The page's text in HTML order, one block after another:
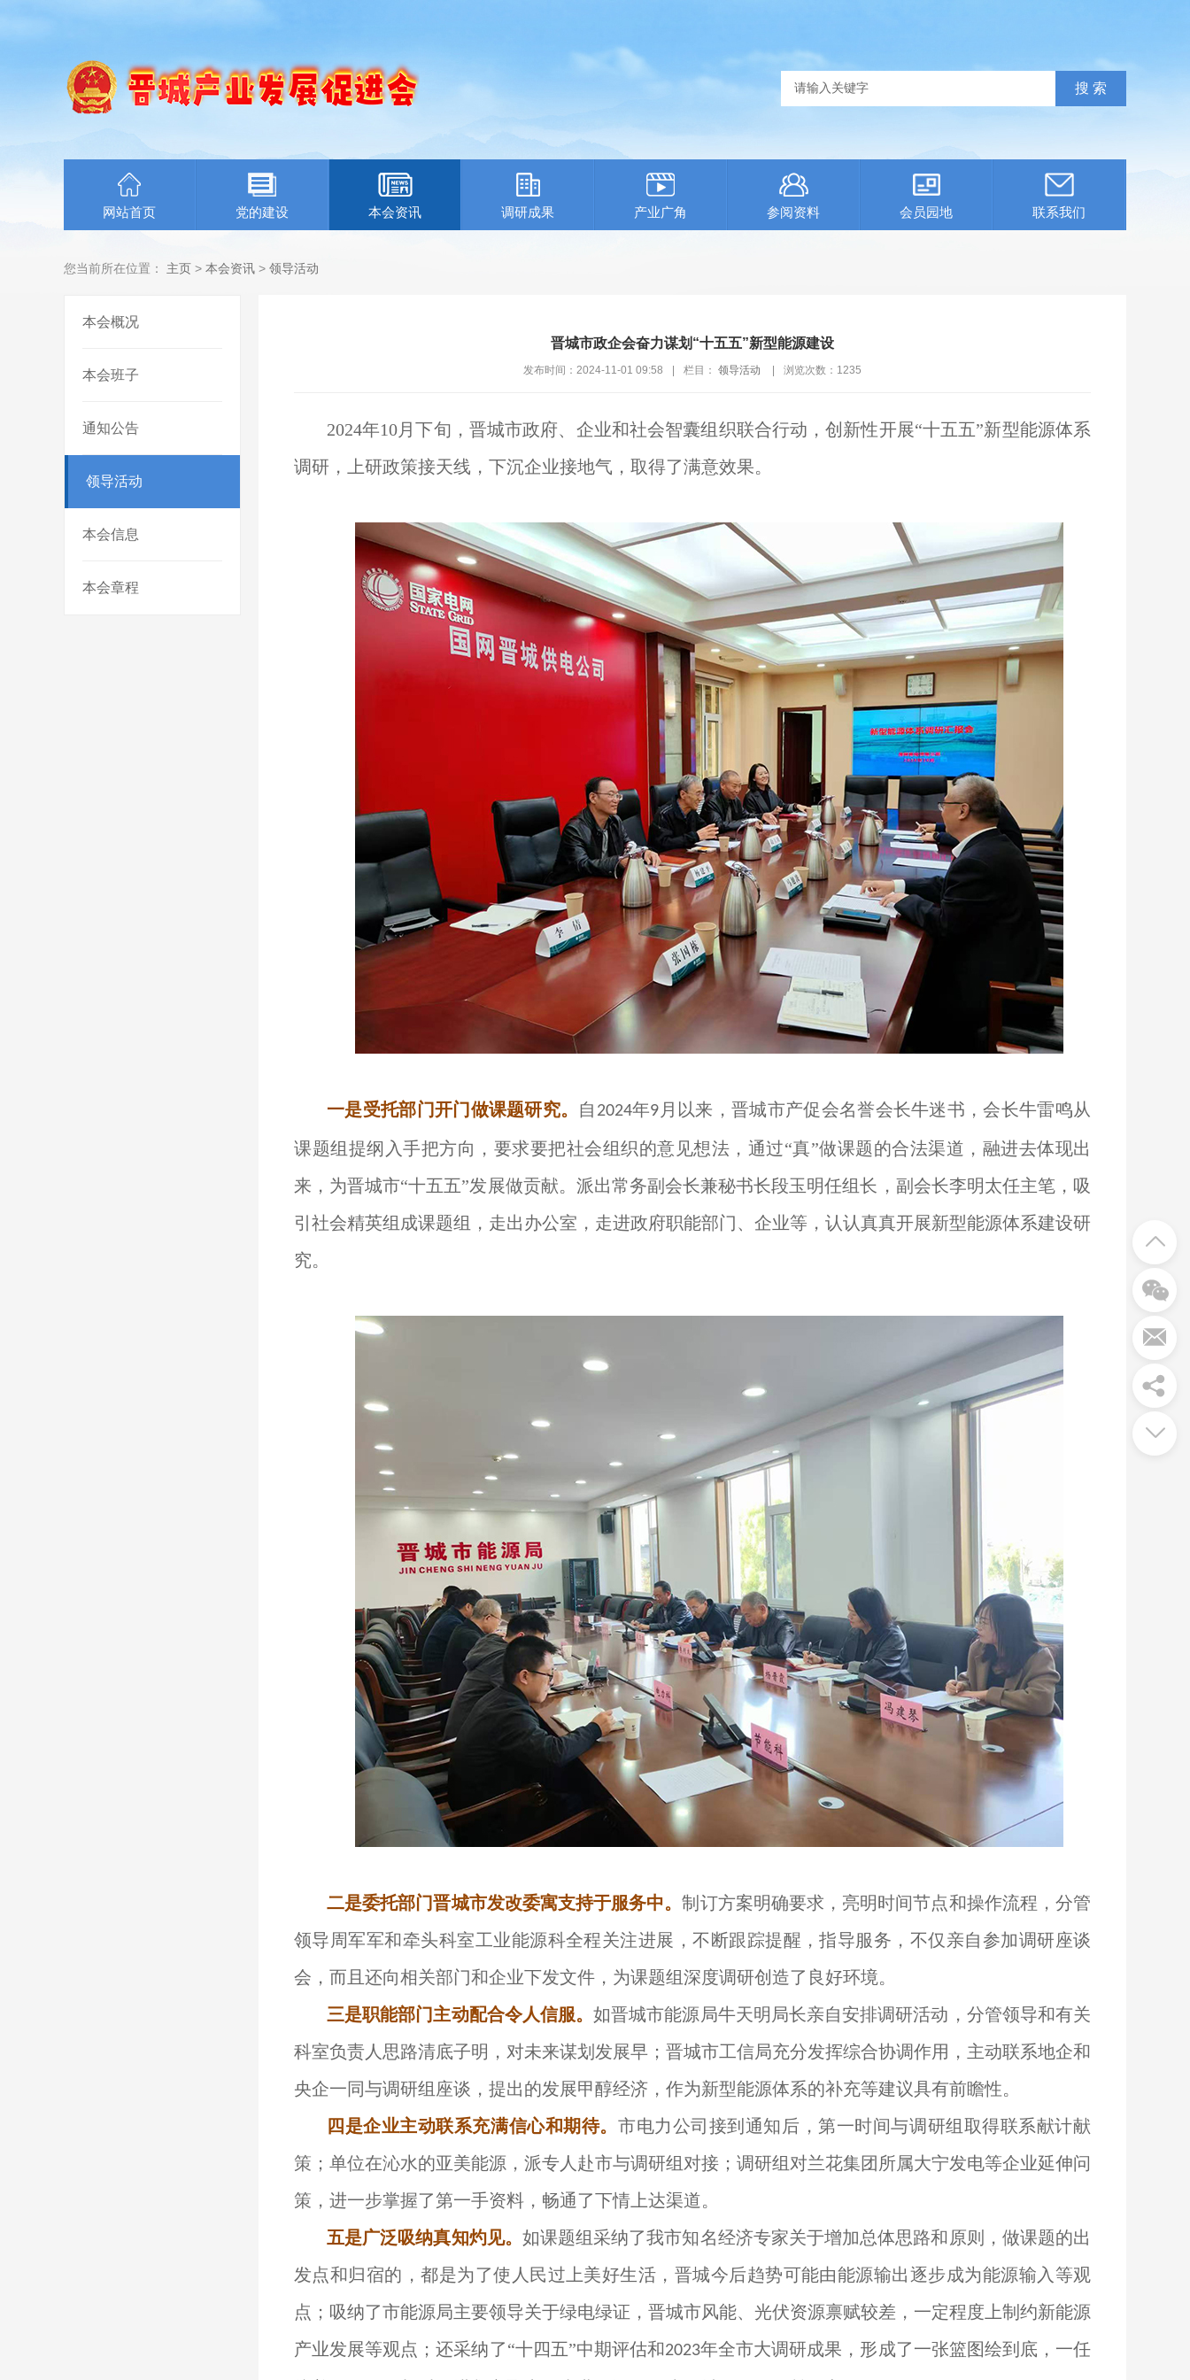
网站首页 党的建设 本会资讯 调研成果 产业广角 参阅资料 会员园地 联系我们
您当前所在位置： 主页 > 本会资讯 > 领导活动
本会概况
本会班子
通知公告
领导活动
本会信息
本会章程
晋城市政企会奋力谋划“十五五”新型能源建设
发布时间：2024-11-01 09:58 栏目： 领导活动 浏览次数： 1235
2024年10月下旬，晋城市政府、 企业和社会智囊组织联合行动，创新性开展“十五五”新型能源体系
调研，上研政策接天线，下沉企业接地气，取得了满意效果。
一是受托部门开门做课题研究。 自 2024年9 月以来，晋城市产促会名誉会长牛迷书，会长牛雷鸣从
课题组提纲入手把方向，要求要把社会组织的意见想法，通过“真”做课题的合法渠道，融进去体现出
来，为晋城市“十五五”发展做贡献。派出常务副会长兼秘书长段玉明任组长，副会长李明太任主笔，吸
引社会精英组成课题组， 走出办公室，走进政府职能部门、企业等，认认真真开展新型能源体系建设研
究。
二是委托部门晋城市发改委寓支持于服务中。制订方案明确要求，亮明时间节点和操作流程，分管
领导周军军和牵头科室工业能源科全程关注进展，不断跟踪提醒，指导服务，不仅亲自参加调研座谈
会，而且还向相关部门和企业下发文件，为课题组深度调研创造了良好环境。
三是职能部门主动配合令人信服。如晋城市能源局牛天明局长亲自安排调研活动，分管领导和有关
科室负责人思路清底子明，对未来谋划发展早；晋城市工信局充分发挥综合协调作用，主动联系地企和
央企一同与调研组座谈，提出的发展甲醇经济，作为新型能源体系的补充等建议具有前瞻性。
四是企业主动联系充满信心和期待。 市电力公司接到通知后，第一时间与调研组取得联系献计献
策；单位在沁水的亚美能源，派专人赴市与调研组对接；调研组对兰花集团所属大宁发电等企业延伸问
策，进一步掌握了第一手资料，畅通了下情上达渠道。
五是广泛吸纳真知灼见。 如课题组采纳了我市知名经济专家关于增加总体思路和原则，做课题的出
发点和归宿的，都是为了使人民过上美好生活，晋城今后趋势可能由能源输出逐步成为能源输入等观
点；吸纳了市能源局主要领导关于绿电绿证，晋城市风能、光伏资源禀赋较差，一定程度上制约新能源
产业发展等观点 ；还采纳了“十四五”中期评估和2023年全市大调研成果， 形成了一张篮图绘到底，一任